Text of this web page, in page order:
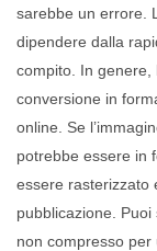
sarebbe un errore.
dipendere dalla
compito. In genere,
conversione in
online. Se
potrebbe essere in
essere rasterizzato
pubblicazione.
non compresso